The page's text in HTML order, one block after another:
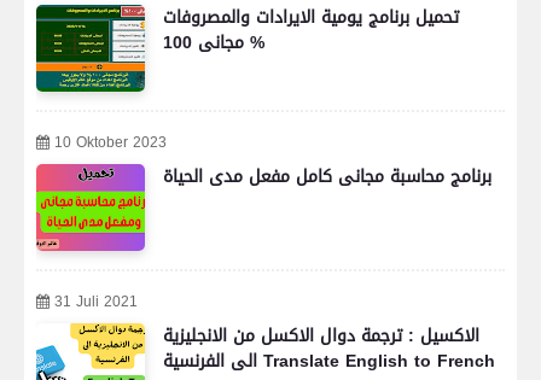
تحميل برنامج يومية الايرادات والمصروفات
مجانى 100 %
10 Oktober 2023
برنامج محاسبة مجانى كامل مفعل مدى الحياة
31 Juli 2021
الاكسيل : ترجمة دوال الاكسل من الانجليزية
الى الفرنسية Translate English to French